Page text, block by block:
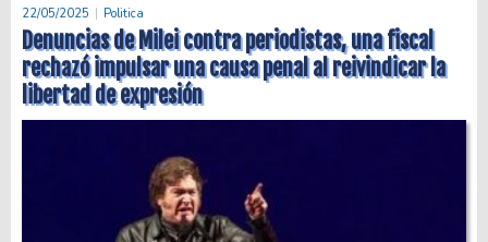
22/05/2025 Politica
Denuncias de Milei contra periodistas, una fiscal
rechazó impulsar una causa penal al reivindicar la
libertad de expresión